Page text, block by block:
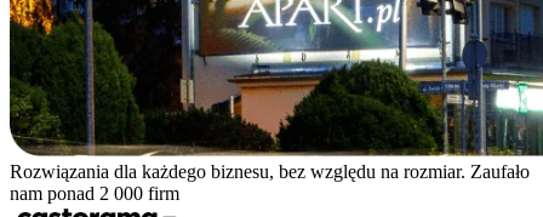
Rozwiązania dla każdego biznesu, bez względu na rozmiar. Zaufało
nam ponad 2 000 firm